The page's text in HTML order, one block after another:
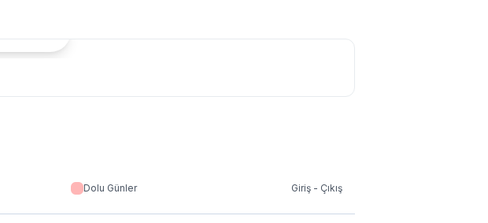
artışı nedeniyle; bölge genelinde nadiren de olsa internet,
Dolu Günler Giriş - Çıkış